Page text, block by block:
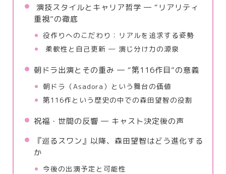
演技スタイルとキャリア哲学 ― “リアリティ
重視”の徹底
役作りへのこだわり：リアルを追求する姿勢
柔軟性と自己更新 ― 演じ分け力の源泉
朝ドラ出演とその重み ― “第116作目”の意義
朝ドラ（Asadora）という舞台の価値
第116作という歴史の中での森田望智の役割
祝福・世間の反響 ― キャスト決定後の声
『巡るスワン』以降、森田望智はどう進化する
か
今後の出演予定と可能性